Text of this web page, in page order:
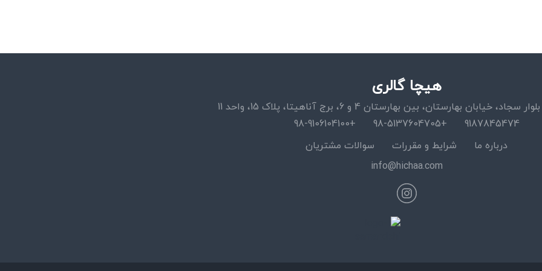
هیچا گالری
خیابان بهارستان، بین بهارستان 4 و 6، برج آناهیتا، پلاک 15، واحد 11
9187845474
+98-5137604705
+98-9106104100
درباره ما
شرایط و مقررات
سوالات مشتریان
info@hichaa.com